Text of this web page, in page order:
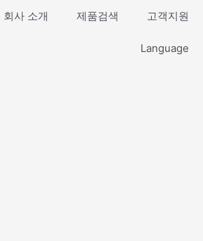
회사 소개 제품검색 고객지원
Language